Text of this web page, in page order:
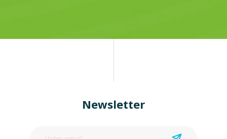
Newsletter